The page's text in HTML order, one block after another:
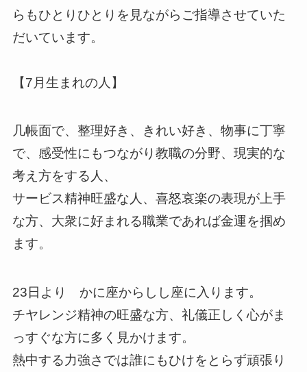
らもひとりひとりを見ながらご指導させていた
だいています。
【7月生まれの人】
几帳面で、整理好き、きれい好き、物事に丁寧
で、感受性にもつながり教職の分野、現実的な
考え方をする人、
サービス精神旺盛な人、喜怒哀楽の表現が上手
な方、大衆に好まれる職業であれば金運を掴め
ます。
23日より かに座からしし座に入ります。
チヤレンジ精神の旺盛な方、礼儀正しく心がま
っすぐな方に多く見かけます。
熱中する力強さでは誰にもひけをとらず頑張り